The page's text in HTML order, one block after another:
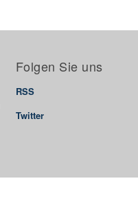
Folgen Sie uns
RSS
Twitter